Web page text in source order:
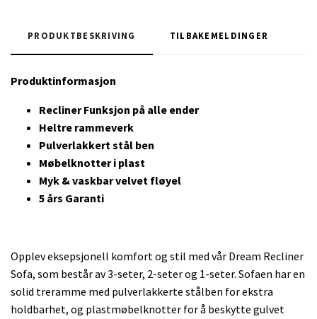
PRODUKTBESKRIVING TILBAKEMELDINGER
Produktinformasjon
Recliner Funksjon på alle ender
Heltre rammeverk
Pulverlakkert stål ben
Møbelknotter i plast
Myk & vaskbar velvet fløyel
5 års Garanti
Opplev eksepsjonell komfort og stil med vår Dream Recliner
Sofa, som består av 3-seter, 2-seter og 1-seter. Sofaen har en
solid treramme med pulverlakkerte stålben for ekstra
holdbarhet, og plastmøbelknotter for å beskytte gulvet